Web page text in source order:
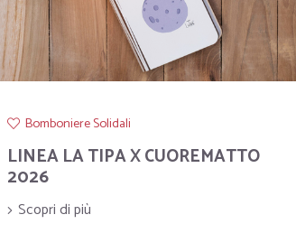
Bomboniere Solidali
LINEA LA TIPA X CUOREMATTO
2026
Scopri di più